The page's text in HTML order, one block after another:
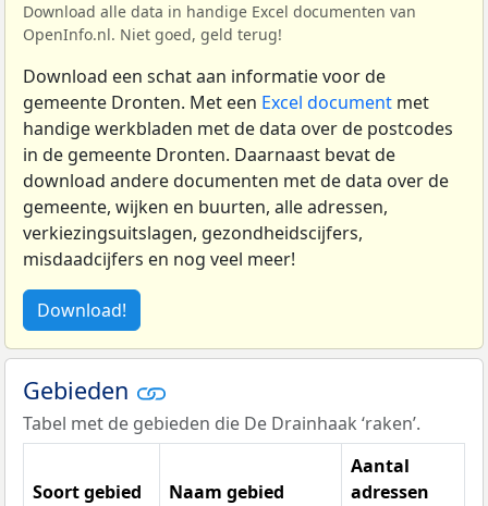
Download alle data in handige Excel documenten van
OpenInfo.nl. Niet goed, geld terug!
Download een schat aan informatie voor de
gemeente Dronten. Met een Excel document met
handige werkbladen met de data over de postcodes
in de gemeente Dronten. Daarnaast bevat de
download andere documenten met de data over de
gemeente, wijken en buurten, alle adressen,
verkiezingsuitslagen, gezondheidscijfers,
misdaadcijfers en nog veel meer!
Download!
Gebieden
Tabel met de gebieden die De Drainhaak ‘raken’.
Soort gebied Naam gebied
Aantal
adressen